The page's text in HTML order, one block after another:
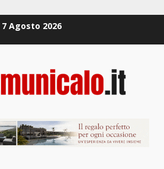
7 Agosto 2026